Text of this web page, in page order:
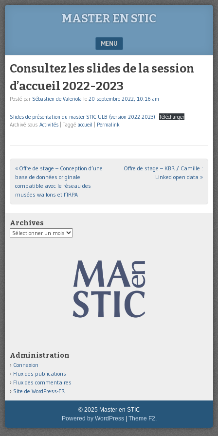
MASTER EN STIC
MENU
Consultez les slides de la session
d’accueil 2022-2023
Posté par Sébastien de Valeriola le 20 septembre 2022, 10:16 am
Slides de présentation du master STIC ULB (version 2022-2023)
Télécharger
Archivé sous Activités Taggé accueil Permalink
Post navigation
« Offre de stage – Conception d’une
base de données originale
compatible avec le réseau des
musées wallons et l’IRPA
Offre de stage – KBR / Camille :
Linked open data »
Archives
Archives
Administration
Connexion
Flux des publications
Flux des commentaires
Site de WordPress-FR
© 2025 Master en STIC
Powered by WordPress | Theme F2.